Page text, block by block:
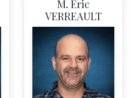
M. Éric
VERREAULT